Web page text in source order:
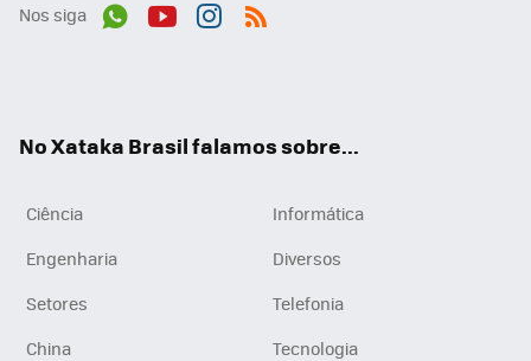
Nos siga
No Xataka Brasil falamos sobre...
Ciência
Informática
Engenharia
Diversos
Setores
Telefonia
China
Tecnologia